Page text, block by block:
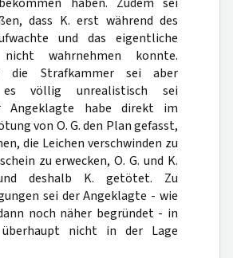
dass K. erst während des
und das eigentliche
wahrnehmen konnte.
die Strafkammer sei aber
es völlig unrealistisch sei
Angeklagte habe direkt im
von O. G. den Plan gefasst,
die Leichen verschwinden zu
zu erwecken, O. G. und K.
deshalb K. getötet. Zu
sei der Angeklagte - wie
noch näher begründet - in
nicht in der Lage